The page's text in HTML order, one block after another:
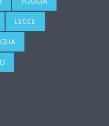
LECCE